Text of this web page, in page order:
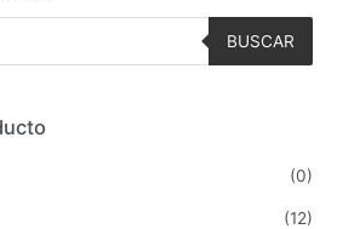
BUSCAR
(0)
(12)